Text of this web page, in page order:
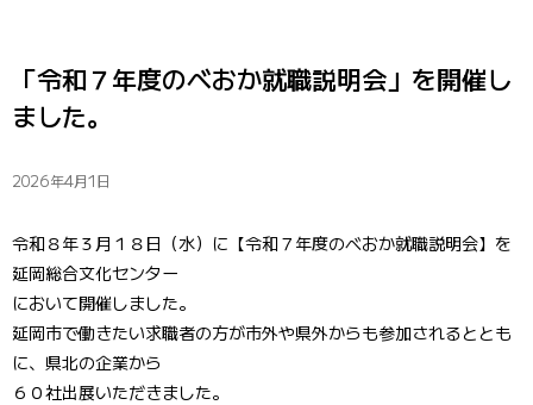
「令和７年度のべおか就職説明会」を開催し
ました。
2026年4月1日
令和８年３月１８日（水）に【令和７年度のべおか就職説明会】を
延岡総合文化センター
において開催しました。
延岡市で働きたい求職者の方が市外や県外からも参加されるととも
に、県北の企業から
６０社出展いただきました。